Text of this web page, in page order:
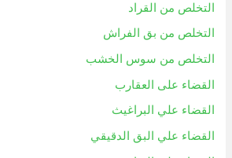
التخلص من القراد
التخلص من بق الفراش
التخلص من سوس الخشب
القضاء على العقارب
القضاء علي البراغيث
القضاء علي البق الدقيقي